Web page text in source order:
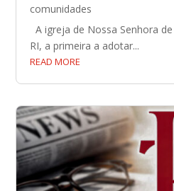
comunidades
A igreja de Nossa Senhora
RI, a primeira a adotar...
READ MORE